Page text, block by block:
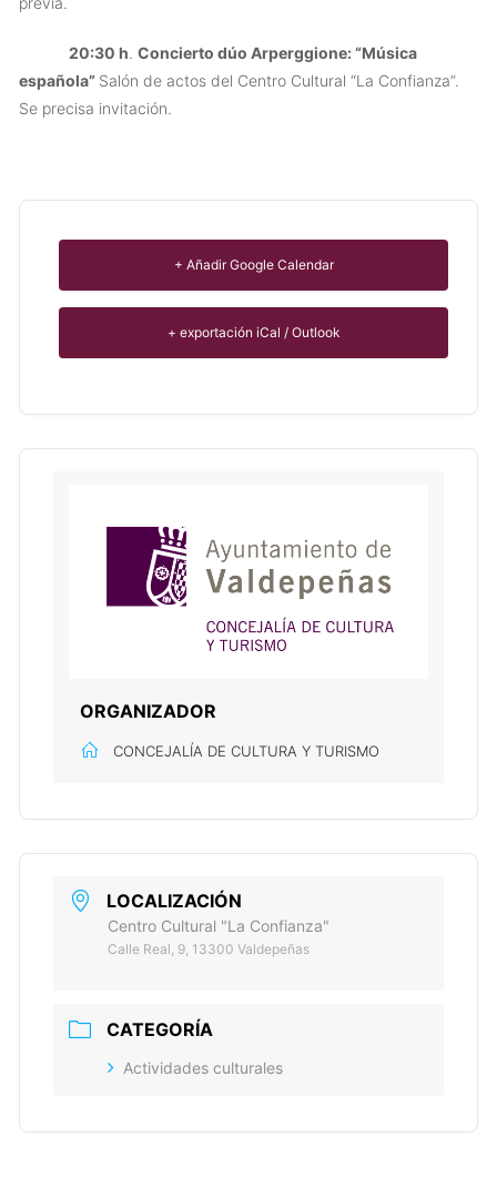
20:30 h.Concierto dúo Arperggione: “Música
española” Salón de actos del Centro Cultural “La Confianza”.
Se precisa invitación.
+ Añadir Google Calendar
+ exportación iCal / Outlook
ORGANIZADOR
CONCEJALÍA DE CULTURA Y TURISMO
LOCALIZACIÓN
Centro Cultural "La Confianza"
Calle Real, 9, 13300 Valdepeñas
CATEGORÍA
Actividades culturales